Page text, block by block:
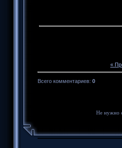
«
Всего комментариев: 0
Не нужно